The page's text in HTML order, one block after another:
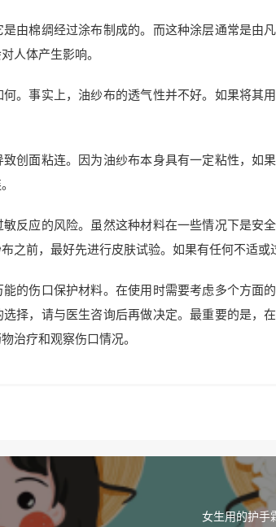
由棉绸经过涂布制成的。而这种涂层通常是由
人体产生影响。
。事实上，油纱布的透气性并不好。如果将其
创面粘连。因为油纱布本身具有一定粘性，如
反应的风险。虽然这种材料在一些情况下是安
之前，最好先进行皮肤试验。如果有任何不适或
的伤口保护材料。在使用时需要考虑多个方面
择，请与医生咨询后再做决定。最重要的是，
治疗和观察伤口情况。
女生用的护手